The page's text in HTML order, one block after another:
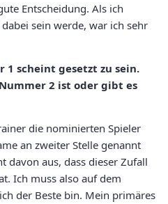
Entscheidung. Als ich
sein werde, war ich sehr
1 scheint gesetzt zu sein.
2 ist oder gibt es
die nominierten Spieler
an zweiter Stelle genannt
davon aus, dass dieser Zufall
Ich muss also auf dem
der Beste bin. Mein primäres